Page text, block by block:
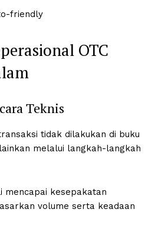
friendly
OTC
Teknis
tidak dilakukan di buku
melalui langkah-langkah
mencapai kesepakatan
volume serta keadaan